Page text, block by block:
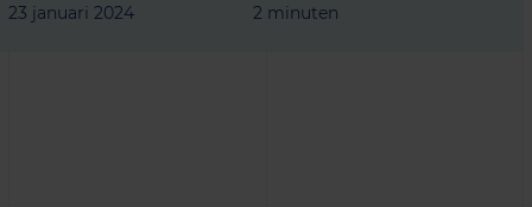
23 januari 2024 2 minuten